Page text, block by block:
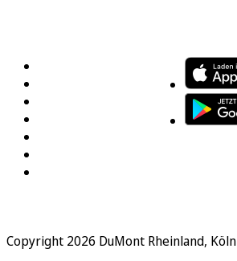
Copyright 2026 DuMont Rheinland, Köln